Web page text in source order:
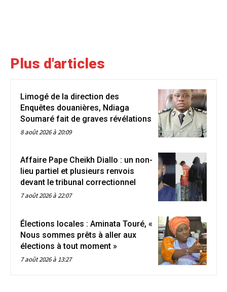
Plus d'articles
Limogé de la direction des
Enquêtes douanières, Ndiaga
Soumaré fait de graves révélations
8 août 2026 à 20:09
Affaire Pape Cheikh Diallo : un non-
lieu partiel et plusieurs renvois
devant le tribunal correctionnel
7 août 2026 à 22:07
Élections locales : Aminata Touré, «
Nous sommes prêts à aller aux
élections à tout moment »
7 août 2026 à 13:27